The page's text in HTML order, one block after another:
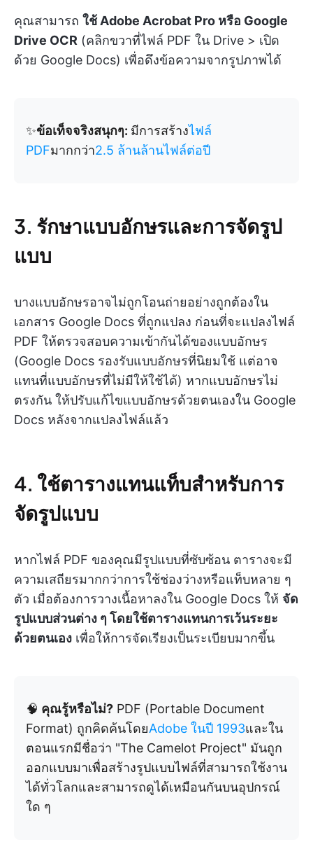
คุณสามารถ ใช้ Adobe Acrobat Pro หรือ Google
Drive OCR (คลิกขวาที่ไฟล์ PDF ใน Drive > เปิด
ด้วย Google Docs) เพื่อดึงข้อความจากรูปภาพได้
✨ข้อเท็จจริงสนุกๆ: มีการสร้างไฟล์
PDFมากกว่า2.5 ล้านล้านไฟล์ต่อปี
3. รักษาแบบอักษรและการจัดรูป
แบบ
บางแบบอักษรอาจไม่ถูกโอนถ่ายอย่างถูกต้องใน
เอกสาร Google Docs ที่ถูกแปลง ก่อนที่จะแปลงไฟล์
PDF ให้ตรวจสอบความเข้ากันได้ของแบบอักษร
(Google Docs รองรับแบบอักษรที่นิยมใช้ แต่อาจ
แทนที่แบบอักษรที่ไม่มีให้ใช้ได้) หากแบบอักษรไม่
ตรงกัน ให้ปรับแก้ไขแบบอักษรด้วยตนเองใน Google
Docs หลังจากแปลงไฟล์แล้ว
4. ใช้ตารางแทนแท็บสำหรับการ
จัดรูปแบบ
หากไฟล์ PDF ของคุณมีรูปแบบที่ซับซ้อน ตารางจะมี
ความเสถียรมากกว่าการใช้ช่องว่างหรือแท็บหลาย ๆ
ตัว เมื่อต้องการวางเนื้อหาลงใน Google Docs ให้ จัด
รูปแบบส่วนต่าง ๆ โดยใช้ตารางแทนการเว้นระยะ
ด้วยตนเอง เพื่อให้การจัดเรียงเป็นระเบียบมากขึ้น
🧠 คุณรู้หรือไม่? PDF (Portable Document
Format) ถูกคิดค้นโดยAdobe ในปี 1993และใน
ตอนแรกมีชื่อว่า "The Camelot Project" มันถูก
ออกแบบมาเพื่อสร้างรูปแบบไฟล์ที่สามารถใช้งาน
ได้ทั่วโลกและสามารถดูได้เหมือนกันบนอุปกรณ์
ใด ๆ